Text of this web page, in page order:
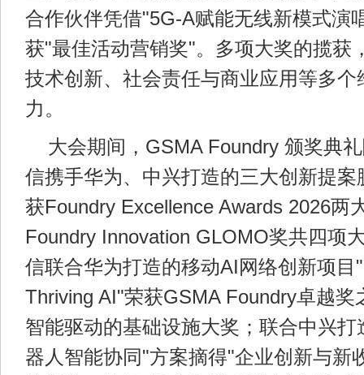
合作伙伴凭借"5G-A赋能无线新模式演
获"最佳活动营销奖"。多项大奖的揽获
技术创新、社会责任与商业应用等多个
力。
大会期间，GSMA Foundry 颁奖典
信携手华为、中兴打造的三大创新提案
获Foundry Excellence Awards 2026两
Foundry Innovation GLOMO奖共四项
信联合华为打造的移动AI网络创新项目
Thriving AI"荣获GSMA Foundry卓越奖
智能驱动的基础设施大奖；联合中兴
器人智能协同"方案摘得"企业创新与新